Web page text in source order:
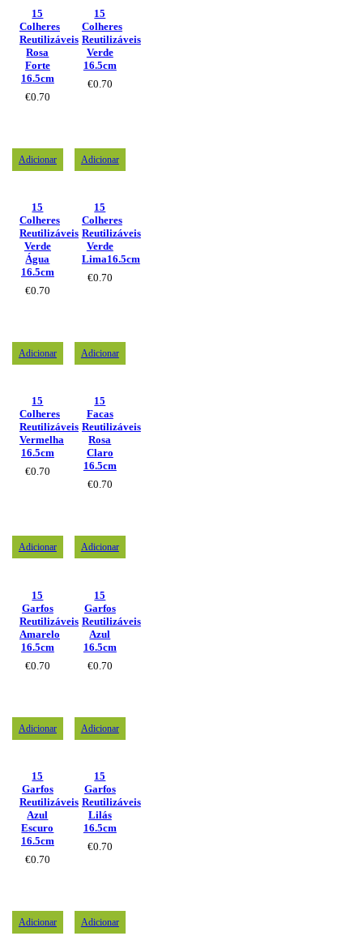
15
Colheres
Reutilizáveis
Rosa
Forte
16.5cm
€0.70
15
Colheres
Reutilizáveis
Verde
16.5cm
€0.70
Adicionar
15
Colheres
Reutilizáveis
Verde
Água
16.5cm
€0.70
Adicionar
15
Colheres
Reutilizáveis
Verde
Lima16.5cm
€0.70
Adicionar
15
Colheres
Reutilizáveis
Vermelha
16.5cm
€0.70
Adicionar
15
Facas
Reutilizáveis
Rosa
Claro
16.5cm
€0.70
Adicionar
15
Garfos
Reutilizáveis
Amarelo
16.5cm
€0.70
Adicionar
15
Garfos
Reutilizáveis
Azul
16.5cm
€0.70
Adicionar
15
Garfos
Reutilizáveis
Azul
Escuro
16.5cm
€0.70
Adicionar
15
Garfos
Reutilizáveis
Lilás
16.5cm
€0.70
Adicionar Adicionar